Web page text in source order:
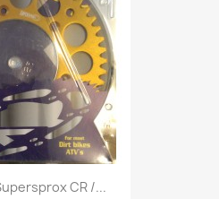
CR /...